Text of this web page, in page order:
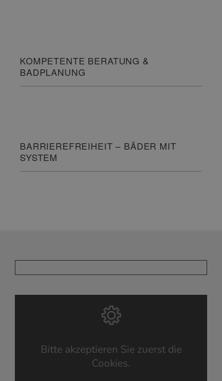
KOMPETENTE BERATUNG &
BADPLANUNG
BARRIEREFREIHEIT – BÄDER MIT
SYSTEM
Bitte akzeptieren Sie zuerst die
Cookies.